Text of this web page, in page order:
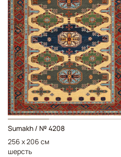
Sumakh / № 4208
256 x 206 см
шерсть